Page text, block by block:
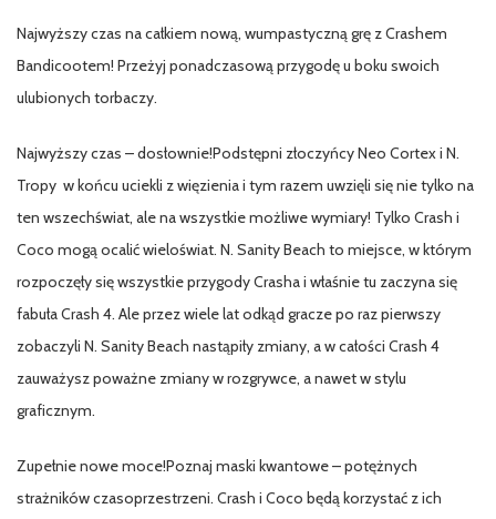
Najwyższy czas na całkiem nową, wumpastyczną grę z Crashem
Bandicootem! Przeżyj ponadczasową przygodę u boku swoich
ulubionych torbaczy.
Najwyższy czas – dosłownie!Podstępni złoczyńcy Neo Cortex i N.
Tropy w końcu uciekli z więzienia i tym razem uwzięli się nie tylko na
ten wszechświat, ale na wszystkie możliwe wymiary! Tylko Crash i
Coco mogą ocalić wieloświat. N. Sanity Beach to miejsce, w którym
rozpoczęły się wszystkie przygody Crasha i właśnie tu zaczyna się
fabuła Crash 4. Ale przez wiele lat odkąd gracze po raz pierwszy
zobaczyli N. Sanity Beach nastąpiły zmiany, a w całości Crash 4
zauważysz poważne zmiany w rozgrywce, a nawet w stylu
graficznym.
Zupełnie nowe moce!Poznaj maski kwantowe – potężnych
strażników czasoprzestrzeni. Crash i Coco będą korzystać z ich